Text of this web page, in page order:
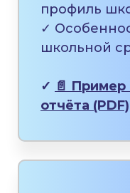
профиль
✓
школьной
✓ 📄 Пример
отчёта (PDF)